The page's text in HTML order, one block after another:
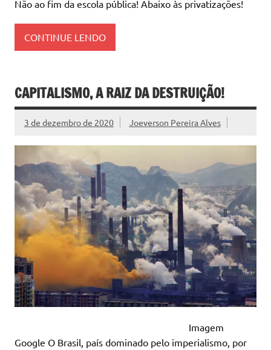
Não ao fim da escola pública! Abaixo às privatizações!
CONTINUE LENDO
CAPITALISMO, A RAIZ DA DESTRUIÇÃO!
3 de dezembro de 2020 Joeverson Pereira Alves
Imagem
Google O Brasil, país dominado pelo imperialismo, por